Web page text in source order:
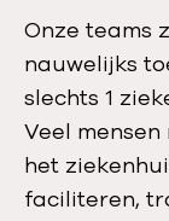
Onze teams
nauwelijks
slechts 1
Veel
het
faciliteren,